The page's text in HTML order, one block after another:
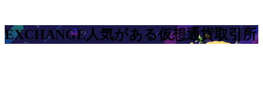
EXCHANGE人気がある仮想通貨取引所